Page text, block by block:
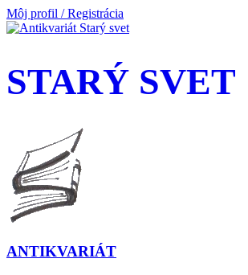
Môj profil / Registrácia
STARÝ SVET
ANTIKVARIÁT